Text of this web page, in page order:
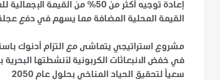
إعادة توجيه أكثر من 50% من
القيمة المحلية المضافة مما يسهم في دفع
مشروع استراتيجي يتماشى مع التزام أدنوك
سعياً لتحقيق الحياد المناخي بحلول عام 2050